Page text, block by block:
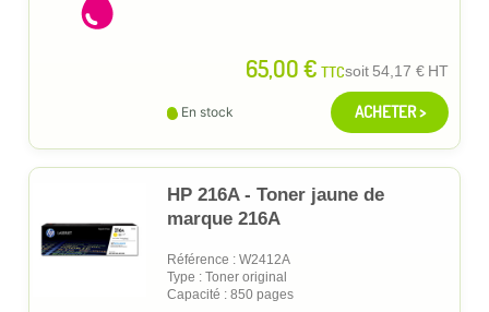
65,00 € TTCsoit 54,17 € HT
En stock ACHETER >
HP 216A - Toner jaune de
marque 216A
Référence : W2412A
Type : Toner original
Capacité : 850 pages